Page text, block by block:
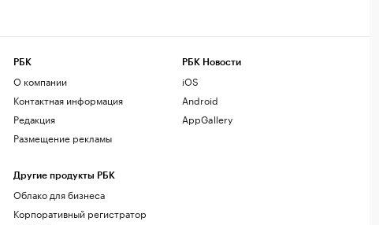
РБК
О компании
Контактная информация
Редакция
Размещение рекламы
Другие продукты РБК
Облако для бизнеса
Корпоративный регистратор
РБК Новости
iOS
Android
AppGallery